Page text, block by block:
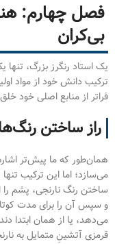
فصل چهارم:
بی‌کران
یک استاد رنگرز بزرگ،
ترکیب دانش خود از مواد
فراتر از منابع اصلی خود
راز ساختن
همان‌طور که ما پیش‌تر
می‌سازد؛ اما این ترکیب
ساختن رنگ نارنجی، پشم را
و سپس آن را برای مدت
می‌دهد، یا از همان ابتدا
قرمزی آتشینِ متمایل به